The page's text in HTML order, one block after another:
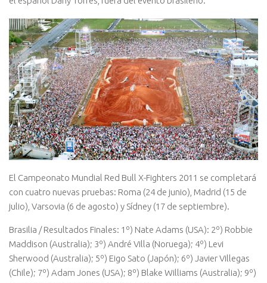
El Campeonato Mundial Red Bull X-Fighters 2011 se completará
con cuatro nuevas pruebas: Roma (24 de junio), Madrid (15 de
julio), Varsovia (6 de agosto) y Sídney (17 de septiembre).
Brasilia / Resultados Finales: 1º) Nate Adams (USA): 2º) Robbie
Maddison (Australia); 3º) André Villa (Noruega); 4º) Levi
Sherwood (Australia); 5º) Eigo Sato (Japón); 6º) Javier Villegas
(Chile); 7º) Adam Jones (USA); 8º) Blake Williams (Australia); 9º)